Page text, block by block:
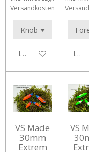
Versandkosten
In den WarenkorbIn
VS Made
30mm
Extrem
VS